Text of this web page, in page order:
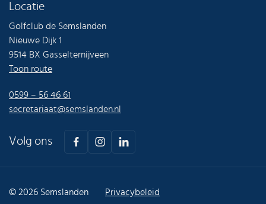
Locatie
Golfclub de Semslanden
Nieuwe Dijk 1
9514 BX Gasselternijveen
Toon route
0599 – 56 46 61
secretariaat@semslanden.nl
Volg ons
© 2026 Semslanden Privacybeleid